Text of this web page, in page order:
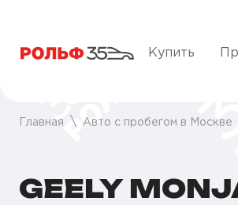
Купить
Главная Авто с пробегом в Москве
GEELY